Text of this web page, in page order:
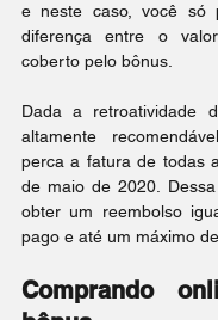
e neste caso, você só
diferença entre o
coberto pelo bônus.
Dada a retroatividade
altamente
perca a fatura de todas
de maio de 2020.
obter um reembolso
pago e até um máximo
Comprando